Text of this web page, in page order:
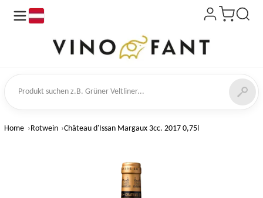
suchen
Home Rotwein Château d'Issan Margaux 3cc. 2017 0,75l